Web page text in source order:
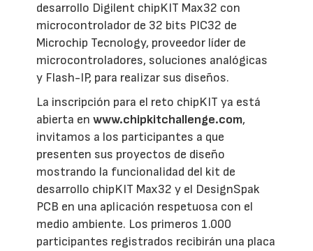
desarrollo Digilent chipKIT Max32 con
microcontrolador de 32 bits PIC32 de
Microchip Tecnology, proveedor líder de
microcontroladores, soluciones analógicas
y Flash-IP, para realizar sus diseños.
La inscripción para el reto chipKIT ya está
abierta enwww.chipkitchallenge.com,
invitamos a los participantes a que
presenten sus proyectos de diseño
mostrando la funcionalidad del kit de
desarrollo chipKIT Max32 y el DesignSpak
PCB en una aplicación respetuosa con el
medio ambiente. Los primeros 1.000
participantes registrados recibirán una placa